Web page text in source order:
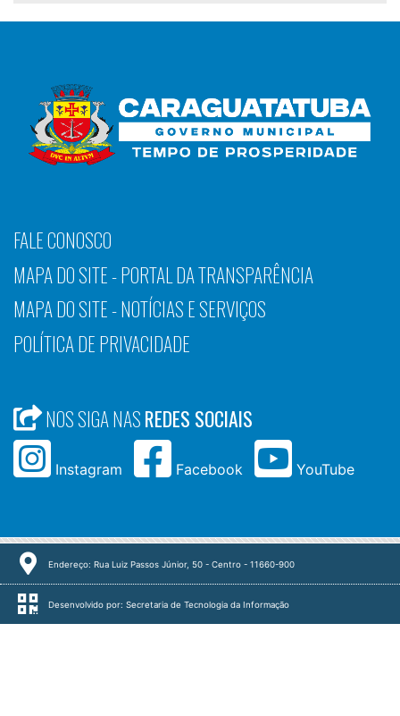
FALE CONOSCO
MAPA DO SITE - PORTAL DA TRANSPARÊNCIA
MAPA DO SITE - NOTÍCIAS E SERVIÇOS
POLÍTICA DE PRIVACIDADE
NOS SIGA NASREDES SOCIAIS
Instagram Facebook YouTube
Endereço: Rua Luiz Passos Júnior, 50 - Centro - 11660-900
Desenvolvido por: Secretaria de Tecnologia da Informação